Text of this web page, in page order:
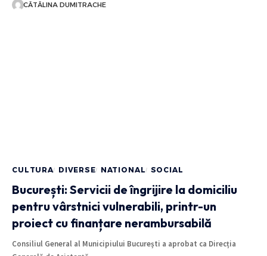
CĂTĂLINA DUMITRACHE
CULTURA DIVERSE NATIONAL SOCIAL
București: Servicii de îngrijire la domiciliu
pentru vârstnici vulnerabili, printr-un
proiect cu finanțare nerambursabilă
Consiliul General al Municipiului București a aprobat ca Direcția